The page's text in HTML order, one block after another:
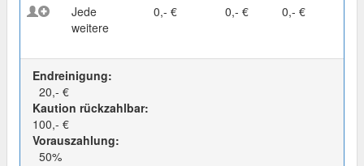
Jede
weitere
0,- € 0,- € 0,- €
Endreinigung:
20,- €
Kaution rückzahlbar:
100,- €
Vorauszahlung:
50%